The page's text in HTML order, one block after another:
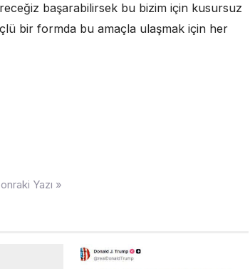
başarabilirsek bu bizim için kusursuz
bir formda bu amaçla ulaşmak için her
Yazı »